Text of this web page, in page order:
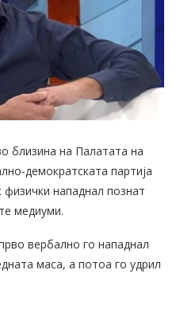
близина на Палатата на
демократската партија
нападнал познат
медиуми.
вербално го нападнал
маса, а потоа го удрил